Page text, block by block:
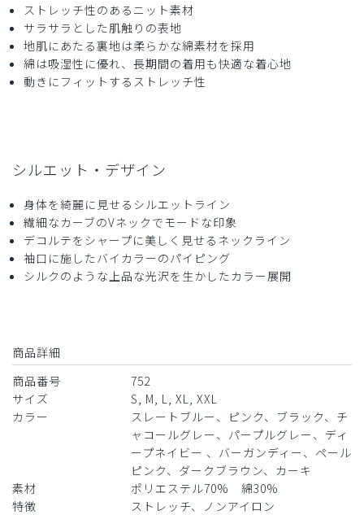
ご購入者様
購入確認済み
年齢: 50代 身長: 156-160cm 体重:
商品：752レディース:ジャージースクラブトップス・
役に立った 0
購入確認済み
年齢:30代 身長:171-175cm 体重:66-70kg
ストレッチの効いた素材で着心地が良かったです。
商品：
752レディース:ジャージースクラブトップス・
LUXE/ディープネイビー/M
ストレッチ性のあるニット素材
サラサラとした肌触りの表地
地肌にあたる裏地は柔らかな綿素材を採用
綿は吸湿性に優れ、長期間の着用も快適な着心地
動きにフィットするストレッチ性
シルエット・デザイン
身体を綺麗に見せるシルエットライン
繊細なカーブのVネックでモードな印象
デコルテをシャープに美しく見せるネックライン
袖口に施したバイカラーのパイピング
シルクのような上品な光沢を生かしたカラー展開
商品詳細
商品番号
752
サイズ
S, M, L, XL, XXL
カラー
スレートブルー、ピンク、ブラック、チ
ャコールグレー、パープルグレー、ディ
ープネイビー 、バーガンディー、ペール
ピンク、ダークブラウン、カーキ
素材
ポリエステル70% 綿30%
特徴
ストレッチ、ノンアイロン